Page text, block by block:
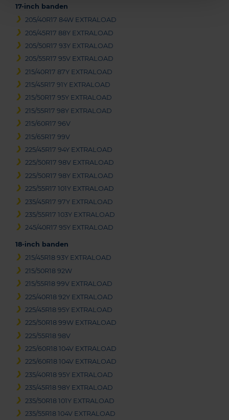
17-inch banden
205/40R17 84W EXTRALOAD
205/45R17 88Y EXTRALOAD
205/50R17 93Y EXTRALOAD
205/55R17 95V EXTRALOAD
215/40R17 87Y EXTRALOAD
215/45R17 91Y EXTRALOAD
215/50R17 95Y EXTRALOAD
215/55R17 98Y EXTRALOAD
215/60R17 96V
215/65R17 99V
225/45R17 94Y EXTRALOAD
225/50R17 98V EXTRALOAD
225/50R17 98Y EXTRALOAD
225/55R17 101Y EXTRALOAD
235/45R17 97Y EXTRALOAD
235/55R17 103Y EXTRALOAD
245/40R17 95Y EXTRALOAD
18-inch banden
215/45R18 93Y EXTRALOAD
215/50R18 92W
215/55R18 99V EXTRALOAD
225/40R18 92Y EXTRALOAD
225/45R18 95Y EXTRALOAD
225/50R18 99W EXTRALOAD
225/55R18 98V
225/60R18 104V EXTRALOAD
225/60R18 104V EXTRALOAD
235/40R18 95Y EXTRALOAD
235/45R18 98Y EXTRALOAD
235/50R18 101Y EXTRALOAD
235/55R18 104V EXTRALOAD